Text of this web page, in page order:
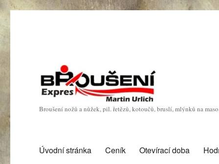
Broušení nožů a nůžek, pil. řetězů, kotoučů, bruslí, mlýnků na
Úvodní stránka Ceník Otevírací doba